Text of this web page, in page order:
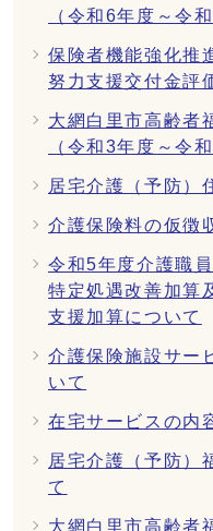
（令和6年度～令
保険者機能強化推
努力支援交付金評
大網白里市高齢者
（令和3年度～令
居宅介護（予防）
介護保険料の仮徴
令和5年度介護職
特定処遇改善加算
支援加算について
介護保険施設サー
いて
在宅サービスの内
居宅介護（予防）
て
大網白里市高齢者